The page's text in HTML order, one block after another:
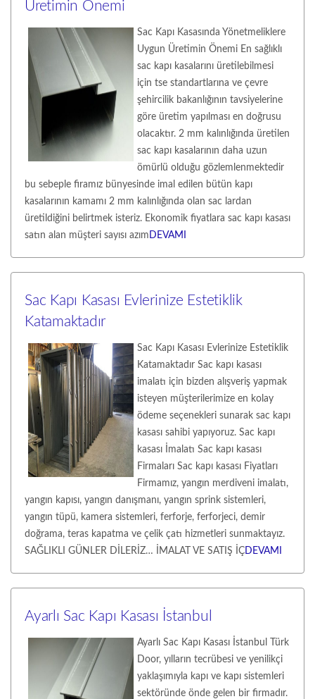
Üretimin Önemi
Sac Kapı Kasasında Yönetmeliklere
Uygun Üretimin Önemi En sağlıklı
sac kapı kasalarını üretilebilmesi
için tse standartlarına ve çevre
şehircilik bakanlığının tavsiyelerine
göre üretim yapılması en doğrusu
olacaktır. 2 mm kalınlığında üretilen
sac kapı kasalarının daha uzun
ömürlü olduğu gözlemlenmektedir
bu sebeple firamız bünyesinde imal edilen bütün kapı
kasalarının kamamı 2 mm kalınlığında olan sac lardan
üretildiğini belirtmek isteriz. Ekonomik fiyatlara sac kapı kasası
satın alan müşteri sayısı azım DEVAMI
Sac Kapı Kasası Evlerinize Estetiklik
Katamaktadır
Sac Kapı Kasası Evlerinize Estetiklik
Katamaktadır Sac kapı kasası
imalatı için bizden alışveriş yapmak
isteyen müşterilerimize en kolay
ödeme seçenekleri sunarak sac kapı
kasası sahibi yapıyoruz. Sac kapı
kasası İmalatı Sac kapı kasası
Firmaları Sac kapı kasası Fiyatları
Firmamız, yangın merdiveni imalatı,
yangın kapısı, yangın danışmanı, yangın sprink sistemleri,
yangın tüpü, kamera sistemleri, ferforje, ferforjeci, demir
doğrama, teras kapatma ve çelik çatı hizmetleri sunmaktayız.
SAĞLIKLI GÜNLER DİLERİZ… İMALAT VE SATIŞ İÇDEVAMI
Ayarlı Sac Kapı Kasası İstanbul
Ayarlı Sac Kapı Kasası İstanbul Türk
Door, yılların tecrübesi ve yenilikçi
yaklaşımıyla kapı ve kapı sistemleri
sektöründe önde gelen bir firmadır.